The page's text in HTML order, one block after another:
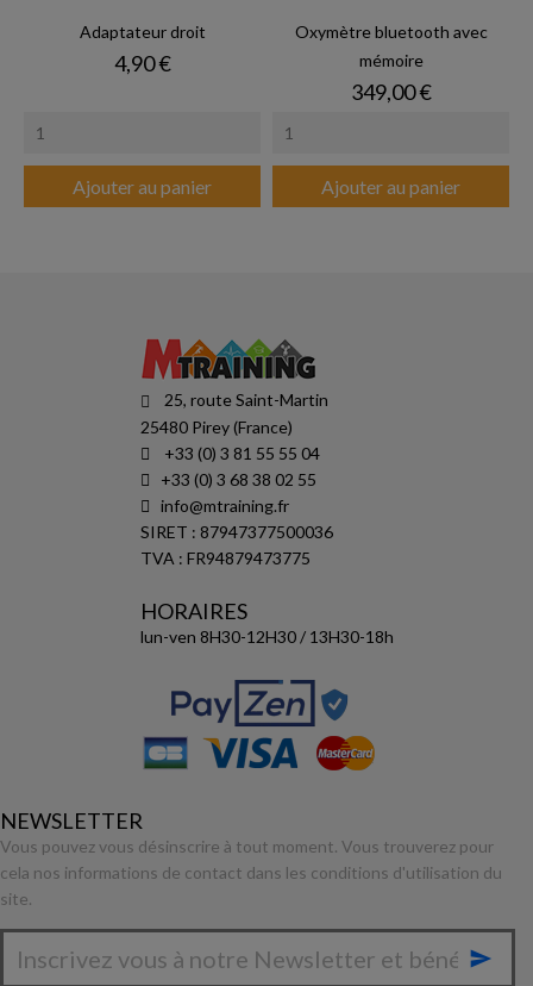
Adaptateur droit
Prix
4,90 €
Ajouter au panier
Oxymètre bluetooth avec
mémoire
Prix
349,00 €
Ajouter au panier
25, route Saint-Martin
25480 Pirey (France)
+33 (0) 3 81 55 55 04
+33 (0) 3 68 38 02 55
info@mtraining.fr
SIRET : 87947377500036
TVA : FR94879473775
HORAIRES
lun-ven 8H30-12H30 / 13H30-18h
NEWSLETTER
Vous pouvez vous désinscrire à tout moment. Vous trouverez pour
cela nos informations de contact dans les conditions d'utilisation du
site.
